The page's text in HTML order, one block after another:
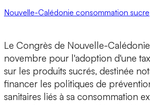
Nouvelle-Calédonie consommation sucre
Le Congrès de Nouvelle-
novembre pour l'adoption d'une
sur les produits sucrés, destinée
financer les politiques de
sanitaires liés à sa consommation